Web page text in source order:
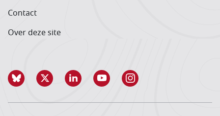
Contact
Over deze site